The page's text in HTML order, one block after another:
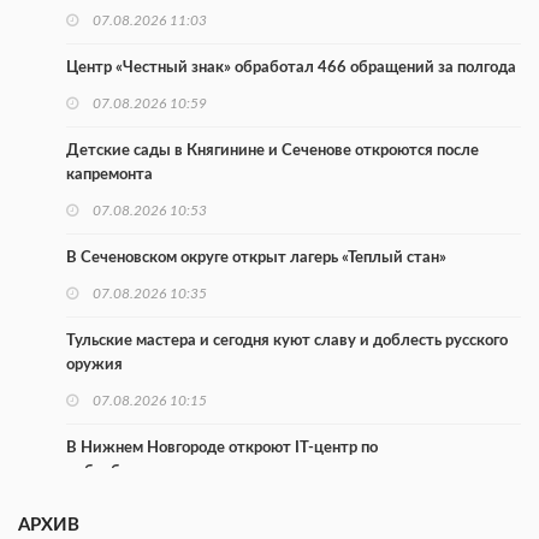
07.08.2026 11:03
Центр «Честный знак» обработал 466 обращений за полгода
07.08.2026 10:59
Детские сады в Княгинине и Сеченове откроются после
капремонта
07.08.2026 10:53
В Сеченовском округе открыт лагерь «Теплый стан»
07.08.2026 10:35
Тульские мастера и сегодня куют славу и доблесть русского
оружия
07.08.2026 10:15
В Нижнем Новгороде откроют IT-центр по
кибербезопасности
АРХИВ